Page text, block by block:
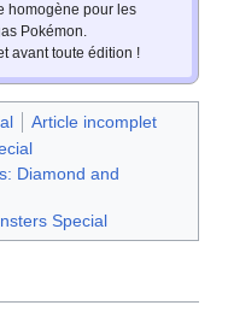
homogène pour les
Pokémon.
avant toute édition !
Article incomplet
Diamond and
Special